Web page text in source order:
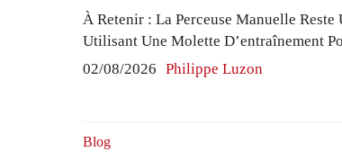
À Retenir : La Perceuse Manuelle
Utilisant Une Molette D’entraînement
Diamètre. Sa Portabilité Et Son Poids
02/08/2026 Philippe Luzon
Blog